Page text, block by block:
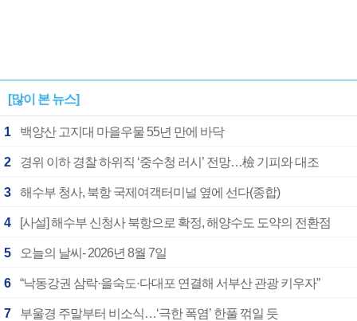
[많이 본 뉴스]
1 백양산 고지대 마을우물 55년 만에 바닥
2 경위 이하 경찰 하위직 ‘중수청 러시’ 전망…檢 기피와 대조
3 해수부 청사, 북항 국제여객터미널 옆에 선다(종합)
4 [사설] 해수부 신청사 북항으로 확정, 해양수도 도약의 전환점
5 오늘의 날씨- 2026년 8월 7일
6 “낙동강권 삼락·을숙도·다대포 연결해 서부산 관광 키우자”
7 부울경 주말부터 비소식…‘극한 폭염’ 한풀 꺾일 듯